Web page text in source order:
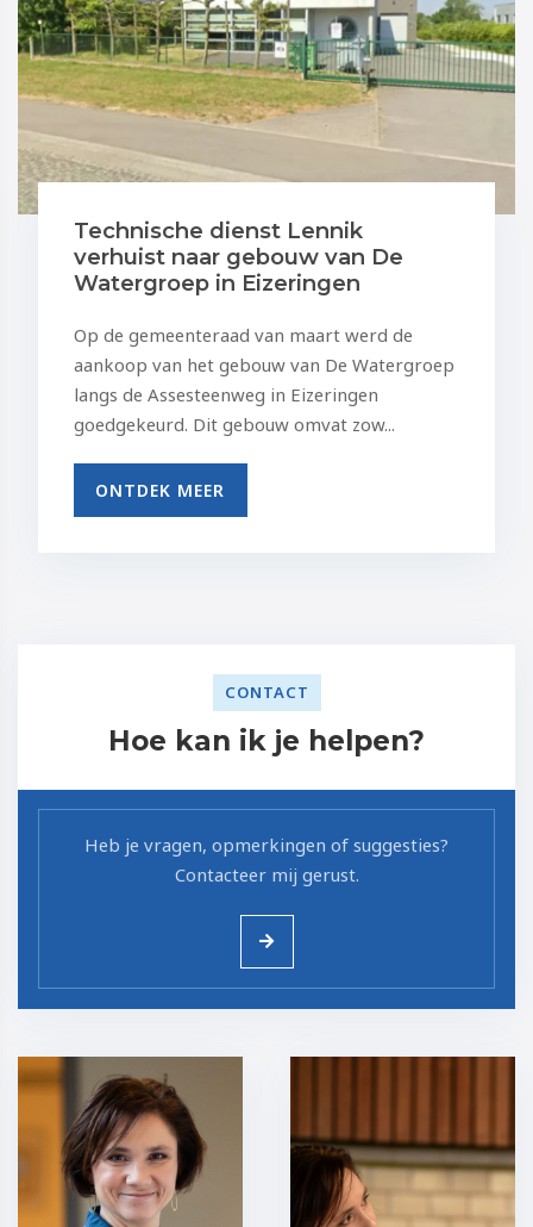
Technische dienst Lennik
verhuist naar gebouw van De
Watergroep in Eizeringen
Op de gemeenteraad van maart werd de
aankoop van het gebouw van De Watergroep
langs de Assesteenweg in Eizeringen
goedgekeurd. Dit gebouw omvat zow...
ONTDEK MEER
CONTACT
Hoe kan ik je helpen?
Heb je vragen, opmerkingen of suggesties?
Contacteer mij gerust.